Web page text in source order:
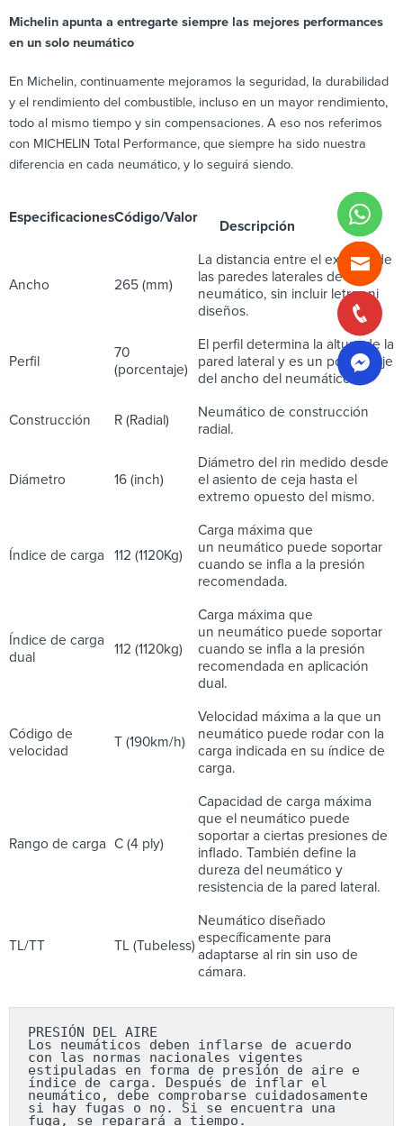
Michelin apunta a entregarte siempre las mejores performances
en un solo neumático
En Michelin, continuamente mejoramos la seguridad, la durabilidad
y el rendimiento del combustible, incluso en un mayor rendimiento,
todo al mismo tiempo y sin compensaciones. A eso nos referimos
con MICHELIN Total Performance, que siempre ha sido nuestra
diferencia en cada neumático, y lo seguirá siendo.
EspecificacionesCódigo/Valor
Descripción
Ancho 265 (mm)
La distancia entre el exterior de
las paredes laterales de un
neumático, sin incluir letras ni
diseños.
Perfil
70
(porcentaje)
El perfil determina la altura de la
pared lateral y es un porcentaje
del ancho del neumático.
Construcción R (Radial)
Neumático de construcción
radial.
Diámetro 16 (inch)
Diámetro del rin medido desde
el asiento de ceja hasta el
extremo opuesto del mismo.
Índice de carga 112 (1120Kg)
Carga máxima que
un neumático puede soportar
cuando se infla a la presión
recomendada.
Índice de carga
dual
112 (1120kg)
Carga máxima que
un neumático puede soportar
cuando se infla a la presión
recomendada en aplicación
dual.
Código de
velocidad
T (190km/h)
Velocidad máxima a la que un
neumático puede rodar con la
carga indicada en su índice de
carga.
Rango de carga C (4 ply)
Capacidad de carga máxima
que el neumático puede
soportar a ciertas presiones de
inflado. También define la
dureza del neumático y
resistencia de la pared lateral.
TL/TT TL (Tubeless)
Neumático diseñado
específicamente para
adaptarse al rin sin uso de
cámara.
PRESIÓN DEL AIRE
Los neumáticos deben inflarse de acuerdo
con las normas nacionales vigentes
estipuladas en forma de presión de aire e
índice de carga. Después de inflar el
neumático, debe comprobarse cuidadosamente
si hay fugas o no. Si se encuentra una
fuga, se reparará a tiempo.